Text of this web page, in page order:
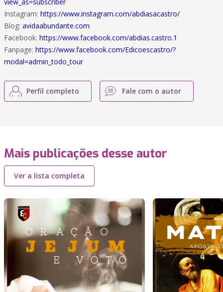
Instagram: https://www.instagram.com/abdiasacastro/
Blog: avidaabundante.com
Facebook: https://www.facebook.com/abdias.castro.1
Fanpage: https://www.facebook.com/Edicoescastro/?
modal=admin_todo_tour
Perfil completo Fale com o autor
Mais publicações desse autor
Ver a lista completa